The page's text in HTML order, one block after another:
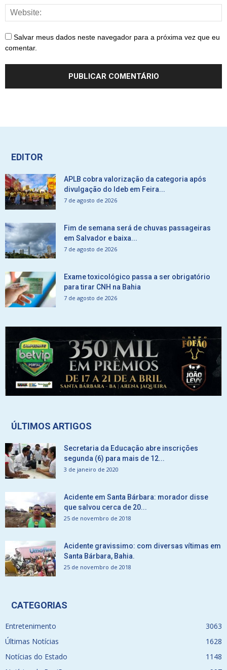
Salvar meus dados neste navegador para a próxima vez que eu
comentar.
EDITOR
APLB cobra valorização da categoria após
divulgação do Ideb em Feira...
7 de agosto de 2026
Fim de semana será de chuvas passageiras
em Salvador e baixa...
7 de agosto de 2026
Exame toxicológico passa a ser obrigatório
para tirar CNH na Bahia
7 de agosto de 2026
ÚLTIMOS ARTIGOS
Secretaria da Educação abre inscrições
segunda (6) para mais de 12...
3 de janeiro de 2020
Acidente em Santa Bárbara: morador disse
que salvou cerca de 20...
25 de novembro de 2018
Acidente gravissimo: com diversas vítimas em
Santa Bárbara, Bahia.
25 de novembro de 2018
CATEGORIAS
Entretenimento
3063
Últimas Notícias
1628
Notícias do Estado
1148